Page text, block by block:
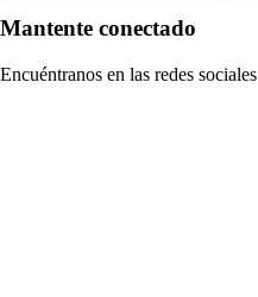
Mantente conectado
Encuéntranos en las redes sociales